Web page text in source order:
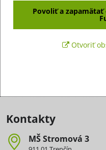
Povoliť a
Otvoriť
Kontakty
MŠ Stromová 3